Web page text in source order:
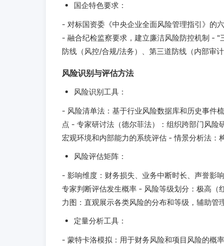
国企特色要求：
- 对标国资委《中央企业全面风险管理指引》的
- 融合纪检监察要求，建立廉洁风险防控机制 -
防线（风控/合规/法务）、第三道防线（内部审计
风险识别与评估方法
风险识别工具：
- 风险清单法：基于行业风险数据库和历史事件
点 - 专家研讨法（德尔菲法）：组织跨部门风险
宏观环境和内部能力的系统评估 - 情景分析法：
风险评估矩阵：
- 影响维度：财务损失、业务中断时长、声誉影
专家判断评估发生概率 - 风险等级划分：极高
力图：直观展示各类风险的分布和等级，辅助管
定量分析工具：
- 蒙特卡洛模拟：用于财务风险和项目风险的概